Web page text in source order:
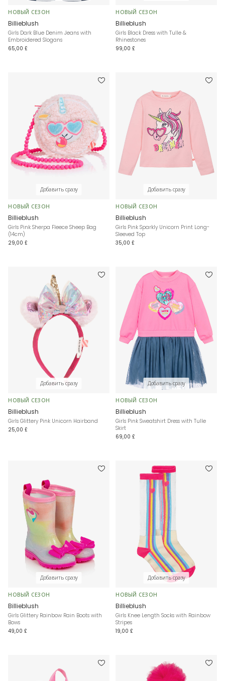
НОВЫЙ СЕЗОН
Billieblush
Girls Dark Blue Denim Jeans with
Embroidered Slogans
65,00 £
НОВЫЙ СЕЗОН
Billieblush
Girls Black Dress with Tulle &
Rhinestones
99,00 £
Добавить сразу
НОВЫЙ СЕЗОН
Billieblush
Girls Pink Sherpa Fleece Sheep Bag
(14cm)
29,00 £
Добавить сразу
НОВЫЙ СЕЗОН
Billieblush
Girls Pink Sparkly Unicorn Print Long-
Sleeved Top
35,00 £
Добавить сразу
НОВЫЙ СЕЗОН
Billieblush
Girls Glittery Pink Unicorn Hairband
25,00 £
Добавить сразу
НОВЫЙ СЕЗОН
Billieblush
Girls Pink Sweatshirt Dress with Tulle
Skirt
69,00 £
Добавить сразу
НОВЫЙ СЕЗОН
Billieblush
Girls Glittery Rainbow Rain Boots with
Bows
49,00 £
Добавить сразу
НОВЫЙ СЕЗОН
Billieblush
Girls Knee Length Socks with Rainbow
Stripes
19,00 £